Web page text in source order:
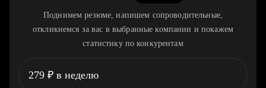
Поднимем резюме, напишем сопроводительные,
откликнемся за вас в выбранные компании и покажем
статистику по конкурентам
279 ₽ в неделю